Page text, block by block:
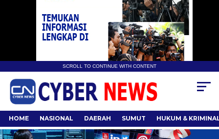
SCROLL TO CONTINUE WITH CONTENT
HOME NASIONAL DAERAH SUMUT HUKUM &